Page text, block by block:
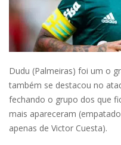
Dudu (Palmeiras) foi um o
também se destacou no
fechando o grupo dos que
mais apareceram
apenas de Victor Cuesta).